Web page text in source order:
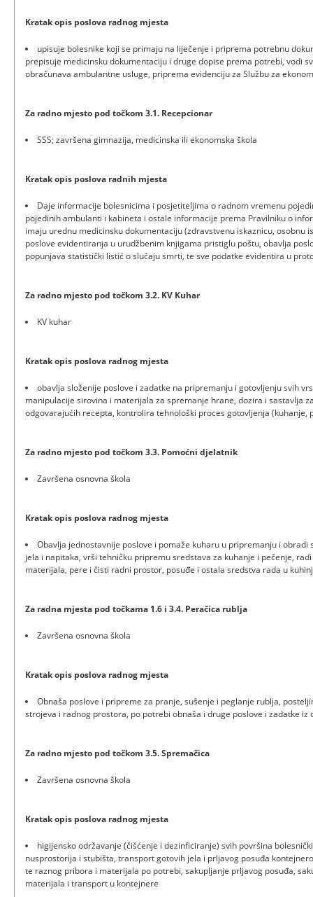
Kratak opis poslova radnog mjesta
upisuje bolesnike koji se primaju na liječenje i priprema potrebnu
prepisuje medicinsku dokumentaciju i druge dopise prema potrebi, vodi
obračunava ambulantne usluge, priprema evidenciju za Službu za
Za radno mjesto pod točkom 3.1. Recepcionar
SSS; završena gimnazija, medicinska ili ekonomska škola
Kratak opis poslova radnih mjesta
Daje informacije bolesnicima i posjetiteljima o radnom vremenu
pojedinih ambulanti i kabineta i ostale informacije prema Pravilniku o
imaju urednu medicinsku dokumentaciju (zdravstvenu iskaznicu, osobnu
poslove evidentiranja u urudžbenim knjigama pristiglu poštu, obavlja
popunjava statistički listić o slučaju smrti, te sve podatke evidentira u
Za radno mjesto pod točkom 3.2. KV Kuhar
KV kuhar
Kratak opis poslova radnog mjesta
obavlja složenije poslove i zadatke na pripremanju i gotovljenju svih
manipulacije sirovina i materijala za spremanje hrane, dozira i sastavlja
odgovarajućih recepta, kontrolira tehnološki proces gotovljenja (kuhanje,
Za radno mjesto pod točkom 3.3. Pomoćni djelatnik
Završena osnovna škola
Kratak opis poslova radnog mjesta
Obavlja jednostavnije poslove i pomaže kuharu u pripremanju i
jela i napitaka, vrši tehničku pripremu sredstava za kuhanje i pečenje,
materijala, pere i čisti radni prostor, posuđe i ostala sredstva rada u
Za radna mjesta pod točkama 1.6 i 3.4. Peračica rublja
Završena osnovna škola
Kratak opis poslova radnog mjesta
Obnaša poslove i pripreme za pranje, sušenje i peglanje rublja,
strojeva i radnog prostora, po potrebi obnaša i druge poslove i zadatke iz
Za radno mjesto pod točkom 3.5. Spremačica
Završena osnovna škola
Kratak opis poslova radnog mjesta
higijensko održavanje (čišćenje i dezinficiranje) svih površina
nusprostorija i stubišta, transport gotovih jela i prljavog posuđa
te raznog pribora i materijala po potrebi, sakupljanje prljavog posuđa,
materijala i transport u kontejnere